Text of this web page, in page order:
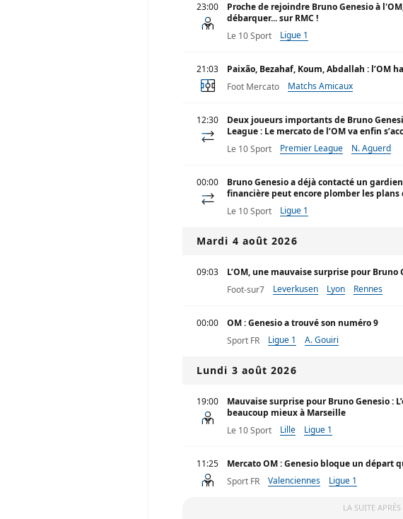
23:00
Proche de rejoindre Bruno Genesio à
débarquer... sur RMC !
Le 10 Sport
Ligue 1
21:03
Paixão, Bezahaf, Koum, Abdallah : l’OM
Foot Mercato
Matchs Amicaux
12:30
Deux joueurs importants de Bruno
League : Le mercato de l’OM va enfin
Le 10 Sport
Premier League N. Aguerd
00:00
Bruno Genesio a déjà contacté un
financière peut encore plomber les plans
Le 10 Sport
Ligue 1
Mardi 4 août 2026
09:03
L’OM, une mauvaise surprise pour Bruno
Foot-sur7
Leverkusen Lyon Rennes
00:00
OM : Genesio a trouvé son numéro 9
Sport FR
Ligue 1 A. Gouiri
Lundi 3 août 2026
19:00
Mauvaise surprise pour Bruno Genesio :
beaucoup mieux à Marseille
Le 10 Sport
Lille Ligue 1
11:25
Mercato OM : Genesio bloque un départ
Sport FR
Valenciennes Ligue 1
LA SUITE